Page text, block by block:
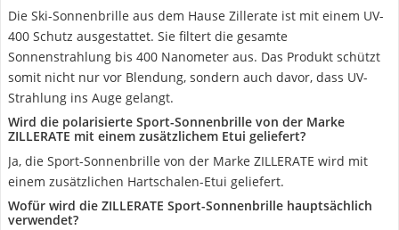
Die Ski-Sonnenbrille aus dem Hause Zillerate ist mit einem UV-
400 Schutz ausgestattet. Sie filtert die gesamte
Sonnenstrahlung bis 400 Nanometer aus. Das Produkt schützt
somit nicht nur vor Blendung, sondern auch davor, dass UV-
Strahlung ins Auge gelangt.
Wird die polarisierte Sport-Sonnenbrille von der Marke
ZILLERATE mit einem zusätzlichem Etui geliefert?
Ja, die Sport-Sonnenbrille von der Marke ZILLERATE wird mit
einem zusätzlichen Hartschalen-Etui geliefert.
Wofür wird die ZILLERATE Sport-Sonnenbrille hauptsächlich
verwendet?